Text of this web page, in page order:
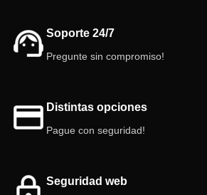
Soporte 24/7
Pregunte sin compromiso!
Distintas opciones
Pague con seguridad!
Seguridad web